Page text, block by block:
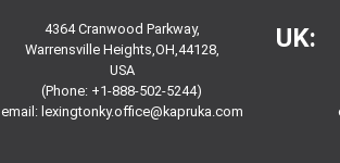
4364 Cranwood Parkway,
Warrensville Heights,OH,44128,
USA
(Phone: +1-888-502-5244)
email: lexingtonky.office@kapruka.com
UK: